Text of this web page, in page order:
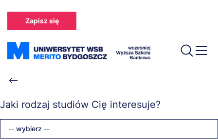
treści
Zapisz się
Ścieżka
nawigacyjna
Jaki rodzaj studiów Cię interesuje?
-- wybierz --